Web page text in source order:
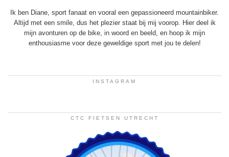
Ik ben Diane, sport fanaat en vooral een gepassioneerd mountainbiker.
Altijd met een smile, dus het plezier staat bij mij voorop. Hier deel ik
mijn avonturen op de bike, in woord en beeld, en hoop ik mijn
enthousiasme voor deze geweldige sport met jou te delen!
INSTAGRAM
CTC FIETSEN UTRECHT